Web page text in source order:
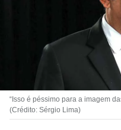
“Isso é péssimo para a imagem
(Crédito: Sérgio Lima)